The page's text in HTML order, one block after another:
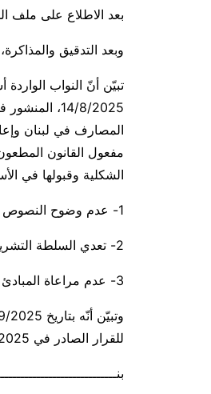
بعد الاطلاع على ملف
وبعد التدقيق والمذاكرة،
مفعول القانون
الشكلية وقبولها في
1- عدم وضوح النصوص وعدم فقهها وعدم جواز ربط اكتمال عناصر قانون بصدور قانون آخر.
2- تعدي السلطة التشريعية على صلاحيات السلطة القضائية.
3- عدم مراعاة المبادئ والقواعد الدستورية الحامية للملكية الفردية المتمثلة بأموال المودعين.
للقرار الصادر في 9/9/2025.